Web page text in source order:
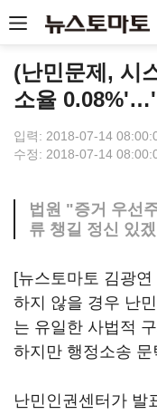
(난민문제, 시
소율
입력: 2018-07-14
수정: 2018-07-14
법원 "증거 우선
류 챙길 정신 있
[뉴스토마토 김광
하지 않을 경우 난
는 유일한 사법적
하지만 행정소송
난민인권센터가 발